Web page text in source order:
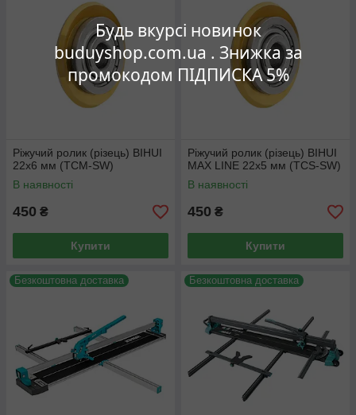
Будь вкурсі новинок
buduyshop.com.ua . Знижка за
промокодом ПІДПИСКА 5%
Ріжучий ролик (різець) BIHUI
22х6 мм (TCM-SW)
В наявності
450 ₴
Купити
Ріжучий ролик (різець) BIHUI
MAX LINE 22х5 мм (TCS-SW)
В наявності
450 ₴
Купити
Безкоштовна доставка Безкоштовна доставка